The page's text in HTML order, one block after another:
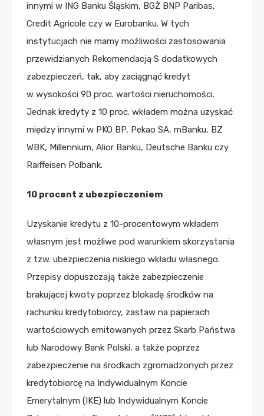
innymi w ING Banku Śląskim, BGŻ BNP Paribas,
Credit Agricole czy w Eurobanku. W tych
instytucjach nie mamy możliwości zastosowania
przewidzianych Rekomendacją S dodatkowych
zabezpieczeń, tak, aby zaciągnąć kredyt
w wysokości 90 proc. wartości nieruchomości.
Jednak kredyty z 10 proc. wkładem można uzyskać
między innymi w PKO BP, Pekao SA, mBanku, BZ
WBK, Millennium, Alior Banku, Deutsche Banku czy
Raiffeisen Polbank.
10 procent z ubezpieczeniem
Uzyskanie kredytu z 10-procentowym wkładem
własnym jest możliwe pod warunkiem skorzystania
z tzw. ubezpieczenia niskiego wkładu własnego.
Przepisy dopuszczają także zabezpieczenie
brakującej kwoty poprzez blokadę środków na
rachunku kredytobiorcy, zastaw na papierach
wartościowych emitowanych przez Skarb Państwa
lub Narodowy Bank Polski, a także poprzez
zabezpieczenie na środkach zgromadzonych przez
kredytobiorcę na Indywidualnym Koncie
Emerytalnym (IKE) lub Indywidualnym Koncie